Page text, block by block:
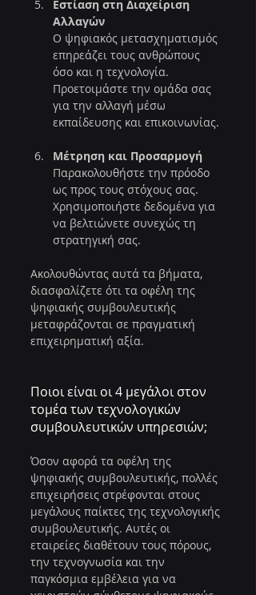
Εστίαση στη Διαχείριση
Αλλαγών
Ο ψηφιακός μετασχηματισμός
επηρεάζει τους ανθρώπους
όσο και η τεχνολογία.
Προετοιμάστε την ομάδα σας
για την αλλαγή μέσω
εκπαίδευσης και επικοινωνίας.
Μέτρηση και Προσαρμογή
Παρακολουθήστε την πρόοδο
ως προς τους στόχους σας.
Χρησιμοποιήστε δεδομένα για
να βελτιώνετε συνεχώς τη
στρατηγική σας.
Ακολουθώντας αυτά τα βήματα,
διασφαλίζετε ότι τα οφέλη της
ψηφιακής συμβουλευτικής
μεταφράζονται σε πραγματική
επιχειρηματική αξία.
Ποιοι είναι οι 4 μεγάλοι στον
τομέα των τεχνολογικών
συμβουλευτικών υπηρεσιών;
Όσον αφορά τα οφέλη της
ψηφιακής συμβουλευτικής, πολλές
επιχειρήσεις στρέφονται στους
μεγάλους παίκτες της τεχνολογικής
συμβουλευτικής. Αυτές οι
εταιρείες διαθέτουν τους πόρους,
την τεχνογνωσία και την
παγκόσμια εμβέλεια για να